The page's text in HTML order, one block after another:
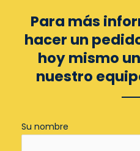
Para más
hacer un
hoy mismo
nuestro
Su nombre